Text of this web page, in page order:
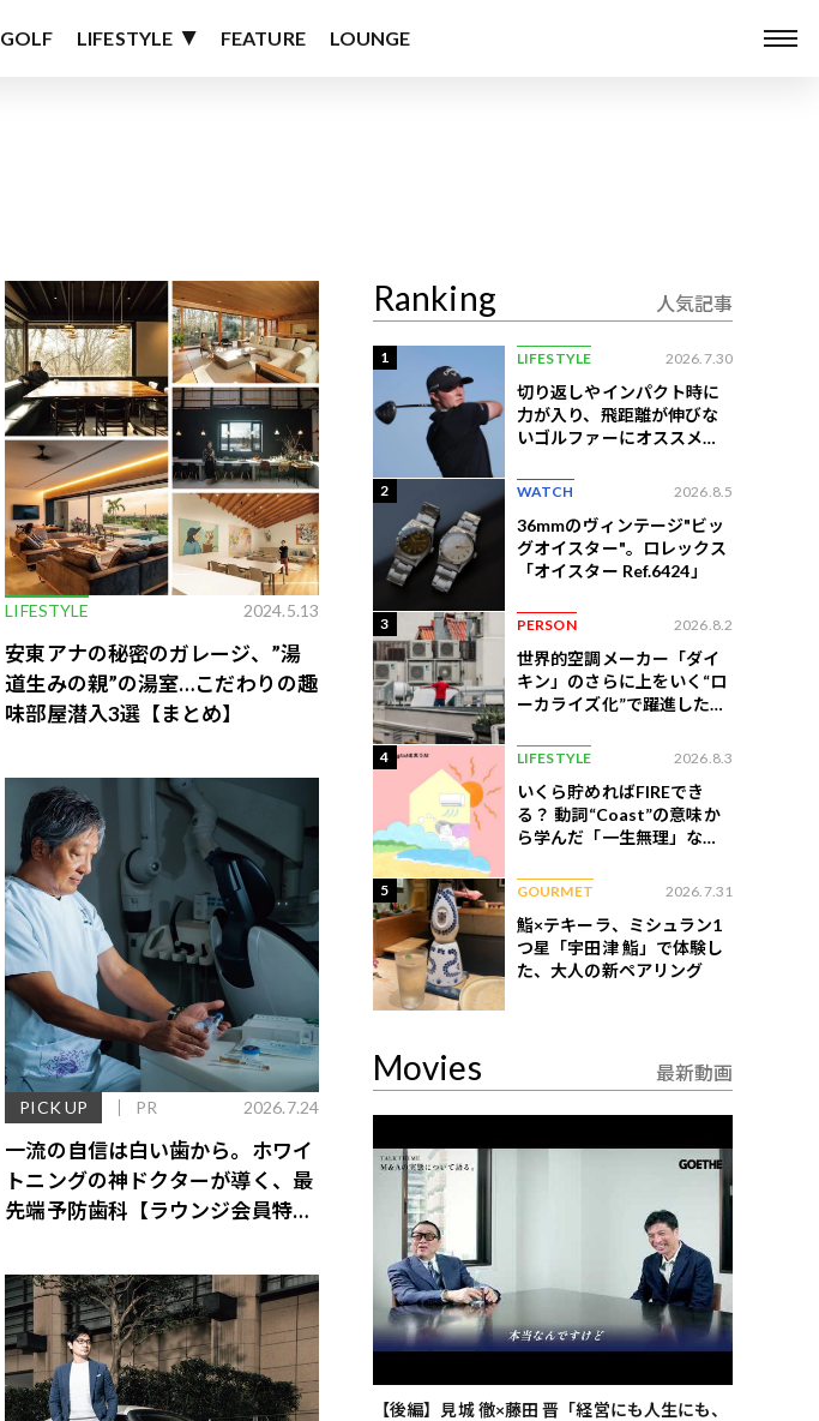
GOLF LIFESTYLE FEATURE LOUNGE
LIFESTYLE 2024.5.13
安東アナの秘密のガレージ、”湯
道生みの親”の湯室…こだわりの趣
味部屋潜入3選【まとめ】
PICK UP PR 2026.7.24
一流の自信は白い歯から。ホワイ
トニングの神ドクターが導く、最
先端予防歯科【ラウンジ会員特典
Ranking 人気記事
1 LIFESTYLE 2026.7.30
切り返しやインパクト時に
力が入り、飛距離が伸びな
いゴルファーにオススメの
2 WATCH 2026.8.5
36mmのヴィンテージ"ビッ
グオイスター"。ロレックス
「オイスター Ref.6424」
3 PERSON 2026.8.2
世界的空調メーカー「ダイ
キン」のさらに上をいく“ロ
ーカライズ化”で躍進したイ
4 LIFESTYLE 2026.8.3
いくら貯めればFIREでき
る？ 動詞“Coast”の意味か
ら学んだ「一生無理」な切
5 GOURMET 2026.7.31
鮨×テキーラ、ミシュラン1
つ星「宇田津 鮨」で体験し
た、大人の新ペアリング
Movies 最新動画
歌舞伎俳優・尾上右近が休息を過ごした、海最
【後編】見城 徹×藤田 晋「経営にも人生にも、